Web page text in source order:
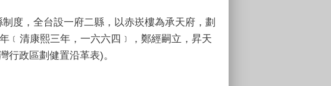
，全台設一府二縣，以赤崁樓為承天府，劃
﹝清康熙三年，一六六四﹞，鄭經嗣立，昇天
行政區劃健置沿革表)。